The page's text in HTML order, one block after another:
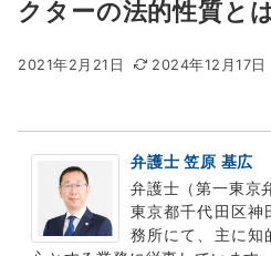
クターの法的性質とは
2021年2月21日 2024年12月17日
弁護士 笠原 基広
弁護士（第一東京
東京都千代田区神
務所にて、主に知